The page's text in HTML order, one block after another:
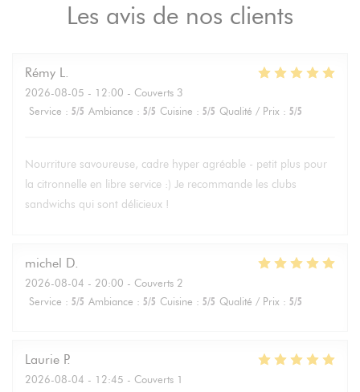
Les avis de nos clients
Rémy L
2026-08-05 - 12:00 - Couverts 3
Service : 5/5 Ambiance : 5/5 Cuisine : 5/5 Qualité / Prix : 5/5
Nourriture savoureuse, cadre hyper agréable - petit plus pour
la citronnelle en libre service :) Je recommande les clubs
sandwichs qui sont délicieux !
michel D
2026-08-04 - 20:00 - Couverts 2
Service : 5/5 Ambiance : 5/5 Cuisine : 5/5 Qualité / Prix : 5/5
Laurie P
2026-08-04 - 12:45 - Couverts 1